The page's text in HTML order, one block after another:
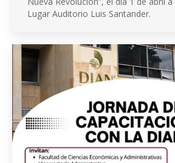
Lugar Auditorio Luis Santander.